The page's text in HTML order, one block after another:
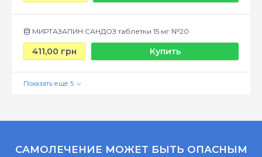
МИРТАЗАПИН САНДОЗ таблетки 15 мг №20
411,00 грн Купить
САМОЛЕЧЕНИЕ МОЖЕТ БЫТЬ ОПАСНЫМ